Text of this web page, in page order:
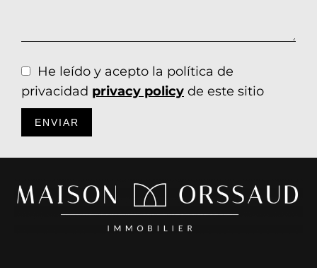
He leído y acepto la política de
privacidad privacy policy de este sitio
ENVIAR